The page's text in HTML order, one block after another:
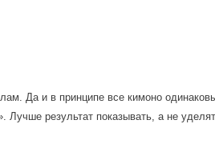
Да и в принципе все кимоно
Лучше результат показывать, а не